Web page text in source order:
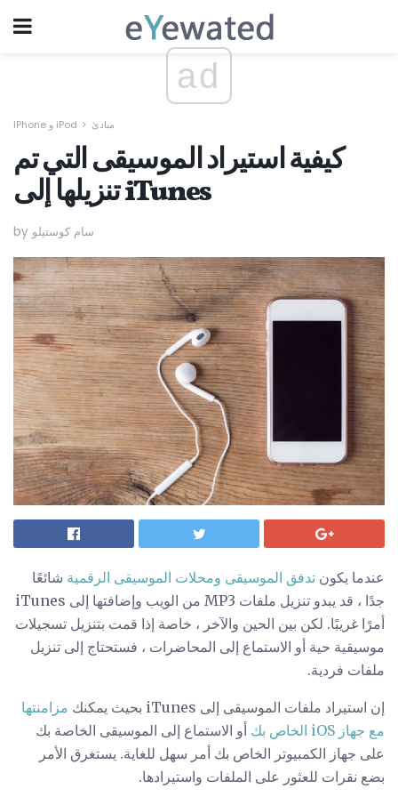
ad
IPhone و iPod مبادئ
كيفية استيراد الموسيقى التي تم
تنزيلها إلى iTunes
by سام كوستيلو
عندما يكون تدفق الموسيقى ومحلات الموسيقى الرقمية شائعًا
جدًا ، قد يبدو تنزيل ملفات MP3 من الويب وإضافتها إلى iTunes
أمرًا غريبًا. لكن بين الحين والآخر ، خاصة إذا قمت بتنزيل تسجيلات
موسيقية حية أو الاستماع إلى المحاضرات ، فستحتاج إلى تنزيل
ملفات فردية.
إن استيراد ملفات الموسيقى إلى iTunes بحيث يمكنك
مزامنتها
مع جهاز iOS الخاص بك
أو الاستماع إلى الموسيقى الخاصة بك
على جهاز الكمبيوتر الخاص بك أمر سهل للغاية. يستغرق الأمر
بضع نقرات للعثور على الملفات واستيرادها.